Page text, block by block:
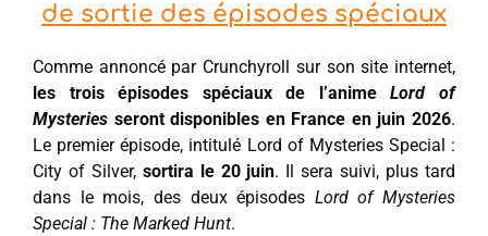
de sortie des épisodes spéciaux
Comme annoncé par Crunchyroll sur son site internet,
les trois épisodes spéciaux de l’animeLord of
Mysteries seront disponibles en France en juin 2026.
Le premier épisode, intitulé Lord of Mysteries Special :
City of Silver, sortira le 20 juin. Il sera suivi, plus tard
dans le mois, des deux épisodes Lord of Mysteries
Special : The Marked Hunt.